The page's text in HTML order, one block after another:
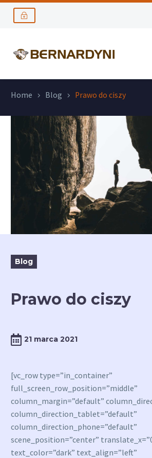
Home Blog Prawo do ciszy
Blog
Prawo do ciszy
21 marca 2021
[vc_row type=”in_container”
full_screen_row_position=”middle”
column_margin=”default”
column_direction_tablet=”default”
column_direction_phone=”default”
scene_position=”center”
text_color=”dark” text_align=”left”